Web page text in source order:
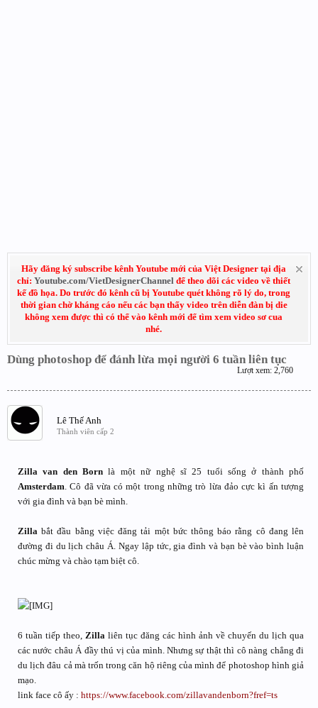
Hãy đăng ký subscribe kênh Youtube mới của Việt Designer tại địa
chỉ: Youtube.com/VietDesignerChannel để theo dõi các video về thiết
kế đồ họa. Do trước đó kênh cũ bị Youtube quét không rõ lý do, trong
thời gian chờ kháng cáo nếu các bạn thấy video trên diễn đàn bị die
không xem được thì có thể vào kênh mới để tìm xem video sơ cua
nhé.
Dùng photoshop để đánh lừa mọi người 6 tuần liên tục
Lượt xem: 2,760
Lê Thế Anh
Thành viên cấp 2
Zilla van den Born là một nữ nghệ sĩ 25 tuổi sống ở thành phố
Amsterdam. Cô đã vừa có một trong những trò lừa đảo cực kì ấn tượng
với gia đình và bạn bè mình.
Zillabắt đầu bằng việc đăng tải một bức thông báo rằng cô đang lên
đường đi du lịch châu Á. Ngay lập tức, gia đình và bạn bè vào bình luận
chúc mừng và chào tạm biệt cô.
6 tuần tiếp theo, Zilla liên tục đăng các hình ảnh về chuyến du lịch qua
các nước châu Á đầy thú vị của mình. Nhưng sự thật thì cô nàng chẳng đi
du lịch đâu cả mà trốn trong căn hộ riêng của mình để photoshop hình giả
mạo.
link face cô ấy : https://www.facebook.com/zillavandenborn?fref=ts